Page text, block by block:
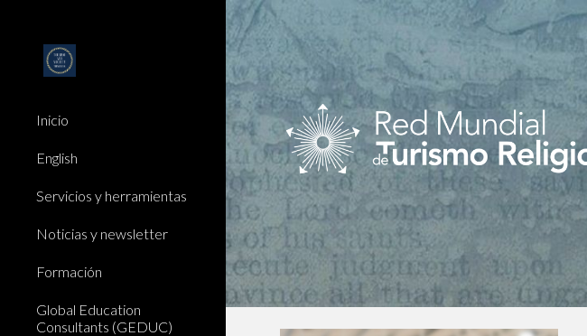
Skip to main content
Inicio
English
Servicios y herramientas
Noticias y newsletter
Formación
Global Education
Consultants (GEDUC)